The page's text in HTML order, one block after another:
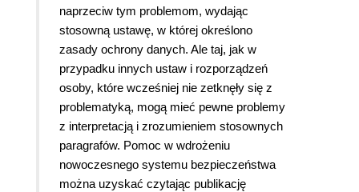
naprzeciw tym problemom, wydając
stosowną ustawę, w której określono
zasady ochrony danych. Ale taj, jak w
przypadku innych ustaw i rozporządzeń
osoby, które wcześniej nie zetknęły się z
problematyką, mogą mieć pewne problemy
z interpretacją i zrozumieniem stosownych
paragrafów. Pomoc w wdrożeniu
nowoczesnego systemu bezpieczeństwa
można uzyskać czytając publikację